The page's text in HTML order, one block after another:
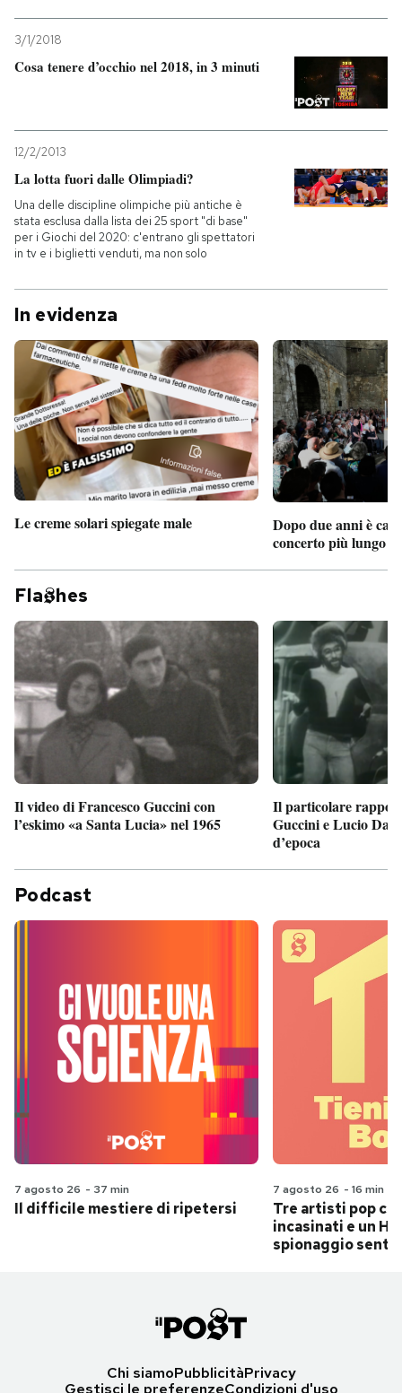
3/1/2018
Cosa tenere d’occhio nel 2018, in 3 minuti
12/2/2013
La lotta fuori dalle Olimpiadi?
Una delle discipline olimpiche più antiche è
stata esclusa dalla lista dei 25 sport "di base"
per i Giochi del 2020: c'entrano gli spettatori
in tv e i biglietti venduti, ma non solo
In evidenza
Le creme solari spiegate male
Dopo due anni è
concerto più lungo
Fla hes
Il video di Francesco Guccini con
l’eskimo «a Santa Lucia» nel 1965
Il particolare
Guccini e Lucio
d’epoca
Podcast
7 agosto 26 - 37 min
Il difficile mestiere di ripetersi
7 agosto 26 - 16 min
Tre artisti pop
incasinati e un
spionaggio
Chi siamoPubblicitàPrivacy
Gestisci le preferenzeCondizioni d'uso